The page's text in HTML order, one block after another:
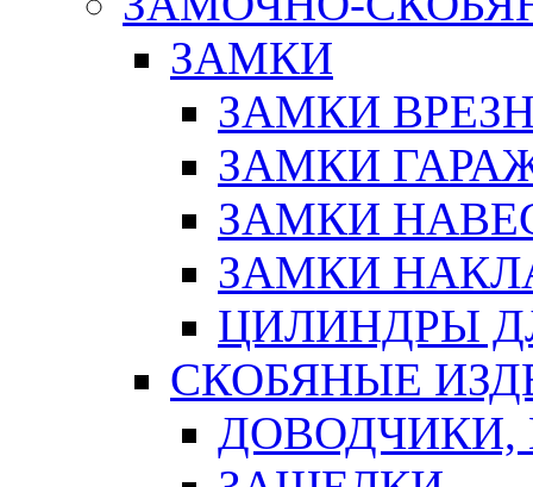
ЗАМКИ
ЗАМКИ
ЗАМКИ
ЗАМКИ
ЗАМКИ
ЦИЛИНДРЫ
СКОБЯНЫЕ